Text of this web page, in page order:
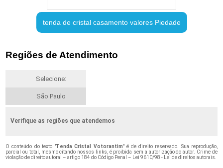
tenda de cristal casamento valores Piedade
Regiões de Atendimento
Selecione:
São Paulo
Verifique as regiões que atendemos
O conteúdo do texto "Tenda Cristal Votorantim" é de direito reservado. Sua reprodução,
parcial ou total, mesmo citando nossos links, é proibida sem a autorização do autor. Crime de
violação de direito autoral – artigo 184 do Código Penal – Lei 9610/98 - Lei de direitos autorais.